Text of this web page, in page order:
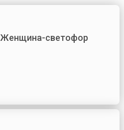
Женщина-светофор